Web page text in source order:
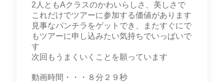
2人ともAクラスのかわいらしさ、美しさで
これだけでツアーに参加する価値があります
見事なパンチラをゲットでき、またすぐにで
もツアーに申し込みたい気持ちでいっぱいで
す
次回もうまくいくことを願っています
動画時間・・・８分２９秒